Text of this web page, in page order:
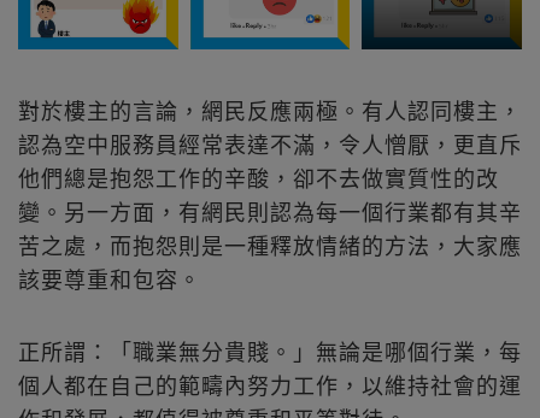
對於樓主的言論，網民反應兩極。有人認同樓主，
認為空中服務員經常表達不滿，令人憎厭，更直斥
他們總是抱怨工作的辛酸，卻不去做實質性的改
變。另一方面，有網民則認為每一個行業都有其辛
苦之處，而抱怨則是一種釋放情緒的方法，大家應
該要尊重和包容。
正所謂：「職業無分貴賤。」無論是哪個行業，每
個人都在自己的範疇內努力工作，以維持社會的運